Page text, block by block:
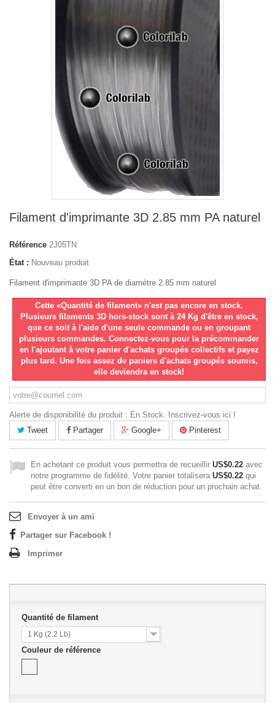
Filament d'imprimante 3D 2.85 mm PA naturel
Référence 2J05TN
État : Nouveau produit
Filament d'imprimante 3D PA de diamètre 2.85 mm naturel
Cette «Quantité de filament» n'est pas encore en stock.
Plusieurs filaments 3D hors-stock sont à 24 Kg d'être en stock,
que ce soit à l'aide d'une seule commande ou en groupant
plusieurs commandes. Connectez-vous pour la précommander
en l'ajoutant à votre panier d'achats groupés collectifs et payez
plus tard. Une fois assez de paniers d'achats groupés soumis,
elle deviendra en stock!
Alerte de disponibilité du produit : En Stock. Inscrivez-vous ici !
Tweet
Partager Google+ Pinterest
En achetant ce produit vous permettra de recueillir US$0.22 avec
notre programme de fidélité. Votre panier totalisera US$0.22 qui
peut être converti en un bon de réduction pour un prochain achat.
Envoyer à un ami
Partager sur Facebook !
Imprimer
Quantité de filament
1 Kg (2.2 Lb)
Couleur de référence